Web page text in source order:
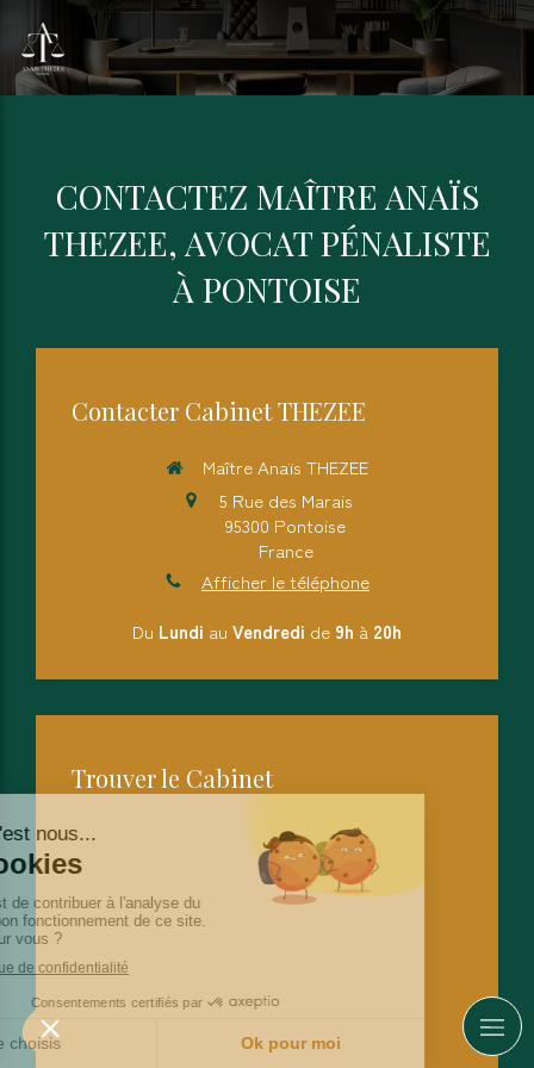
CONTACTEZ MAÎTRE ANAÏS
THEZEE, AVOCAT PÉNALISTE
À PONTOISE
Contacter Cabinet THEZEE
Maître Anaïs THEZEE
5 Rue des Marais
95300 Pontoise
France
Afficher le téléphone
Du Lundi au Vendredi de 9h à 20h
Trouver le Cabinet